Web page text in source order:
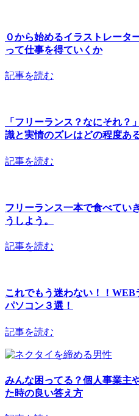
０から始めるイラストレータ
って仕事を得ていくか
記事を読む
「フリーランス？なにそれ？
識と実情のズレはどの程度あ
記事を読む
フリーランス一本で食べてい
うしよう。
記事を読む
これでもう迷わない！！WEB
パソコン３選！
記事を読む
みんな困ってる？個人事業主
た時の良い答え方